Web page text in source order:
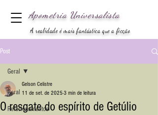
Apometria Universalista
A realidade é mais fantástica que a ficção
Post
Geral
Relacionamentos
Geral
O resgate do espírito de Getúlio
Gelson Celistre
11 de set. de 2025 3 min de leitura